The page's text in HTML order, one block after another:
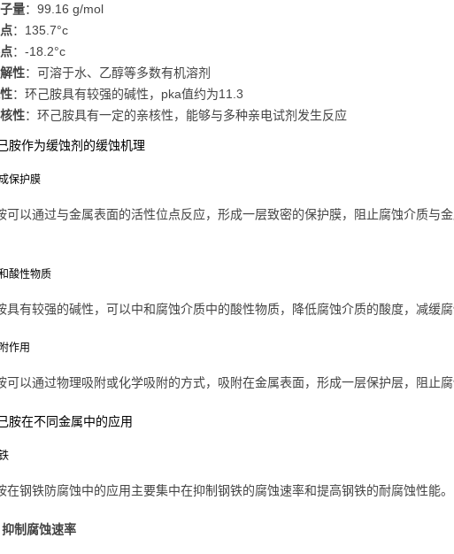
量：99.16 g/mol
：135.7°c
：-18.2°c
性：可溶于水、乙醇等多数有机溶剂
：环己胺具有较强的碱性，pka值约为11.3
性：环己胺具有一定的亲核性，能够与多种亲电试剂发生反应
胺作为缓蚀剂的缓蚀机理
保护膜
可以通过与金属表面的活性位点反应，形成一层致密的保护膜，阻止腐蚀介质与
酸性物质
具有较强的碱性，可以中和腐蚀介质中的酸性物质，降低腐蚀介质的酸度，减缓腐
作用
可以通过物理吸附或化学吸附的方式，吸附在金属表面，形成一层保护层，阻止腐
胺在不同金属中的应用
在钢铁防腐蚀中的应用主要集中在抑制钢铁的腐蚀速率和提高钢铁的耐腐蚀性能。
制腐蚀速率